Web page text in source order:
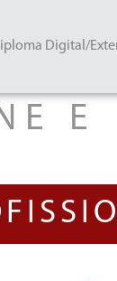
Digital/
E